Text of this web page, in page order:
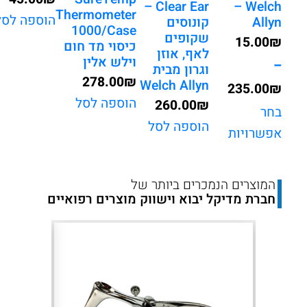
– Welch
Allyn
₪
15.00
–
₪
235.00
טווח
מחירים:
עד
בחר
אפשרויות
Clear Ear –
קונוסים
שקופים
לאף, אוזן
וגרון מבית
Welch Allyn
₪
260.00
הוספה לסל
Thermometer
1000/Case
כיסוי מד חום
וילש אלין
₪
278.00
הוספה לסל
הוספה
המוצרים הנמכרים ביותר של
חברת מדיקל יבוא וישווק מוצרים רפואיים